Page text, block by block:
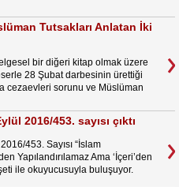
Tutsakları Anlatan İki
bir diğeri kitap olmak üzere
28 Şubat darbesinin ürettiği
cezaevleri sorunu ve Müslüman
2016/453. sayısı çıktı
453. Sayısı “İslam
Yapılandırılamaz Ama ‘İçeri’den
ile okuyucusuyla buluşuyor.